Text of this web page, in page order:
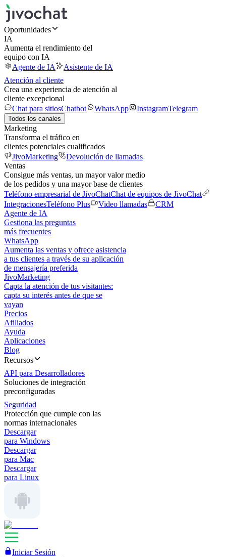
Oportunidades
IA
Aumenta el rendimiento del
equipo con IA
Agente de IA
Asistente de IA
Atención al cliente
Crea una experiencia de atención al
cliente excepcional
Chat para sitiosChatbot WhatsApp InstagramTelegram
Todos los canales
Marketing
Transforma el tráfico en
clientes potenciales cualificados
JivoMarketing
Devolución de llamadas
Ventas
Consigue más ventas, un mayor valor medio
de los pedidos y una mayor base de clientes
Teléfono empresarial de JivoChatChat de equipos de JivoChat
IntegracionesTeléfono Plus Video llamadas
CRM
Agente de IA
Gestiona las preguntas
más frecuentes
WhatsApp
Aumenta las ventas y ofrece asistencia
a tus clientes a través de su aplicación
de mensajería preferida
JivoMarketing
Capta la atención de tus visitantes:
capta su interés antes de que se
vayan
Precios
Afiliados
Ayuda
Aplicaciones
Blog
Recursos
API para Desarrolladores
Soluciones de integración
preconfiguradas
Seguridad
Protección que cumple con las
normas internacionales
Descargar
para Windows
Descargar
para Mac
Descargar
para Linux
Iniciar Sesión